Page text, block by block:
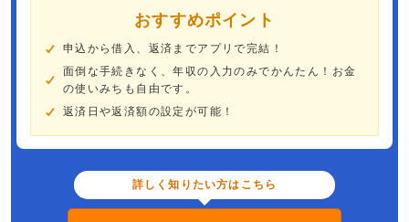
おすすめポイント
申込から借入、返済までアプリで完結！
面倒な手続きなく、年収の入力のみでかんたん！お金
の使いみちも自由です​。
返済日や返済額の設定が可能！
詳しく知りたい方はこちら